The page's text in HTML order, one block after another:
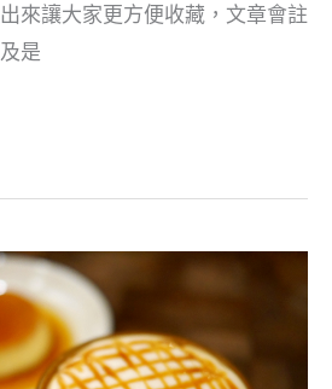
來讓大家更方便收藏，文章會註
是